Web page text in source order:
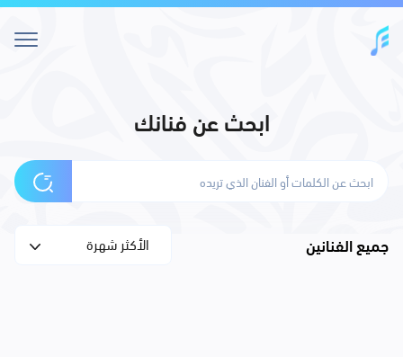
ابحث عن فنانك
جميع الفنانين الأكثر شهرة